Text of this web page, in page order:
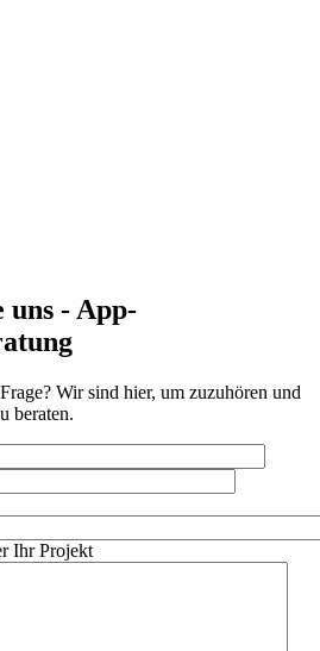
uns - App-
Wir sind hier, um zuzuhören und
beraten.
Ihr Projekt